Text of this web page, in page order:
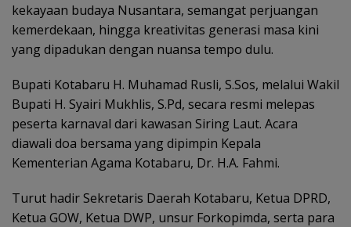
kekayaan budaya Nusantara, semangat perjuangan
kemerdekaan, hingga kreativitas generasi masa kini
yang dipadukan dengan nuansa tempo dulu.
Bupati Kotabaru H. Muhamad Rusli, S.Sos, melalui Wakil
Bupati H. Syairi Mukhlis, S.Pd, secara resmi melepas
peserta karnaval dari kawasan Siring Laut. Acara
diawali doa bersama yang dipimpin Kepala
Kementerian Agama Kotabaru, Dr. H.A. Fahmi.
Turut hadir Sekretaris Daerah Kotabaru, Ketua DPRD,
Ketua GOW, Ketua DWP, unsur Forkopimda, serta para